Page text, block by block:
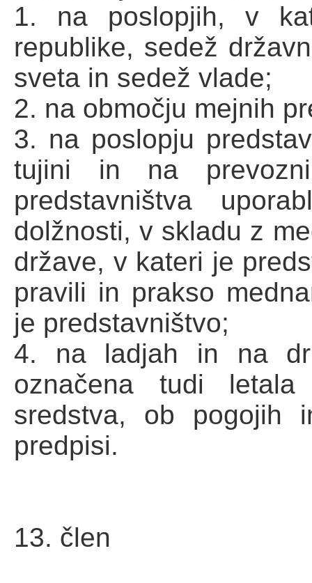
1. na poslopjih, v
republike, sedež
sveta in sedež vlade;
2. na območju mejnih
3. na poslopju
tujini in na
predstavništva
dolžnosti, v skladu z
države, v kateri je
pravili in prakso
je predstavništvo;
4. na ladjah in na
označena tudi
sredstva, ob pogojih
predpisi.
13. člen